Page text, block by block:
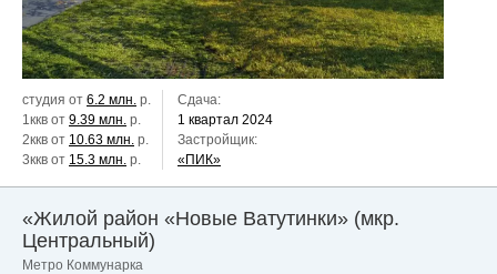
студия от 6.2 млн. р.
1ккв от 9.39 млн. р.
2ккв от 10.63 млн. р.
3ккв от 15.3 млн. р.
Сдача:
1 квартал 2024
Застройщик:
«ПИК»
«Жилой район «Новые Ватутинки» (мкр.
Центральный)
Метро Коммунарка